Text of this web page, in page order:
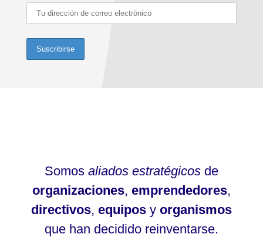
Somos aliados estratégicosde
organizaciones, emprendedores,
directivos, equiposy organismos
que han decidido reinventarse.